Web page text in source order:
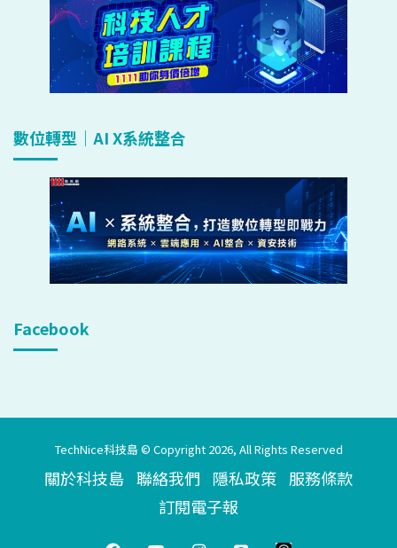
數位轉型｜AI X系統整合
Facebook
TechNice科技島 © Copyright 2026, All Rights Reserved
關於科技島 聯絡我們 隱私政策 服務條款
訂閱電子報